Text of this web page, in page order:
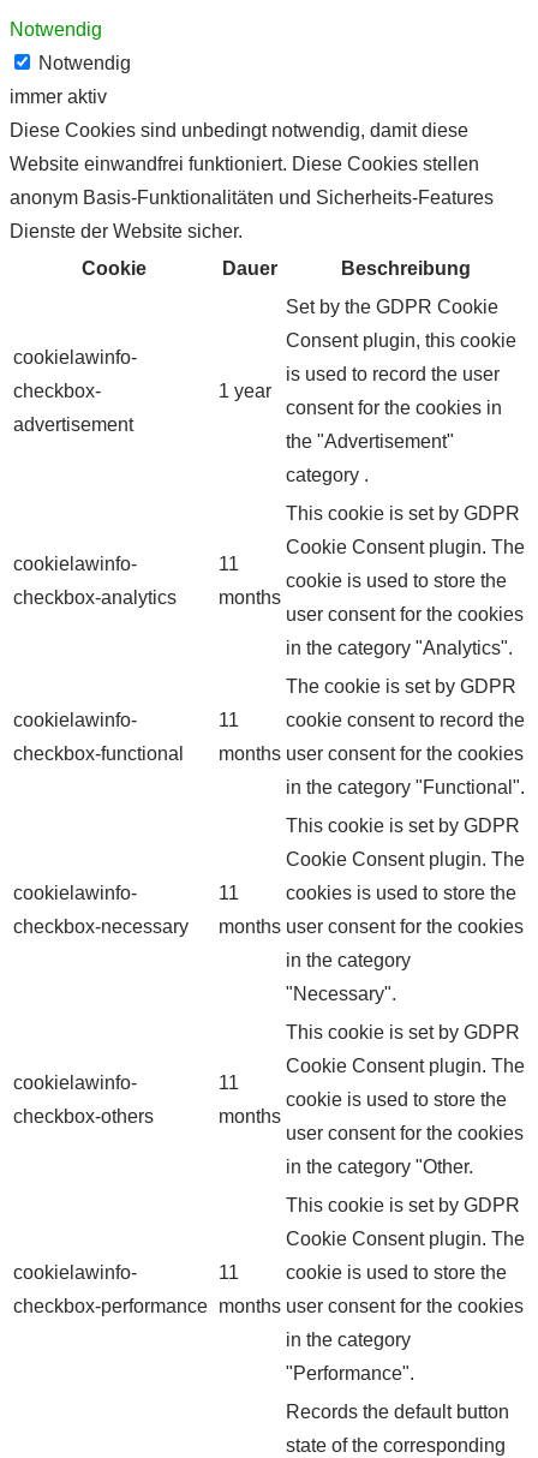
Notwendig
Notwendig
immer aktiv
Diese Cookies sind unbedingt notwendig, damit diese
Website einwandfrei funktioniert. Diese Cookies stellen
anonym Basis-Funktionalitäten und Sicherheits-Features
Dienste der Website sicher.
Cookie
Dauer Beschreibung
cookielawinfo-
checkbox-
advertisement
1 year
Set by the GDPR Cookie
Consent plugin, this cookie
is used to record the user
consent for the cookies in
the "Advertisement"
category .
cookielawinfo-
checkbox-analytics
11
months
This cookie is set by GDPR
Cookie Consent plugin. The
cookie is used to store the
user consent for the cookies
in the category "Analytics".
cookielawinfo-
checkbox-functional
11
months
The cookie is set by GDPR
cookie consent to record the
user consent for the cookies
in the category "Functional".
cookielawinfo-
checkbox-necessary
11
months
This cookie is set by GDPR
Cookie Consent plugin. The
cookies is used to store the
user consent for the cookies
in the category
"Necessary".
cookielawinfo-
checkbox-others
11
months
This cookie is set by GDPR
Cookie Consent plugin. The
cookie is used to store the
user consent for the cookies
in the category "Other.
cookielawinfo-
checkbox-performance
11
months
This cookie is set by GDPR
Cookie Consent plugin. The
cookie is used to store the
user consent for the cookies
in the category
"Performance".
Records the default button
state of the corresponding